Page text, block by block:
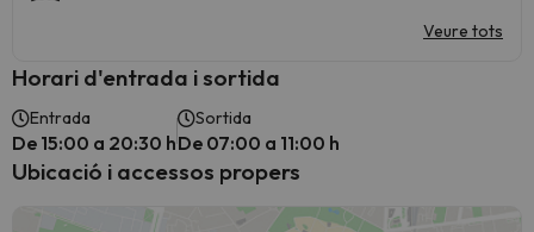
Veure tots
Horari d'entrada i sortida
Entrada
De 15:00 a 20:30 h
Sortida
De 07:00 a 11:00 h
Ubicació i accessos propers